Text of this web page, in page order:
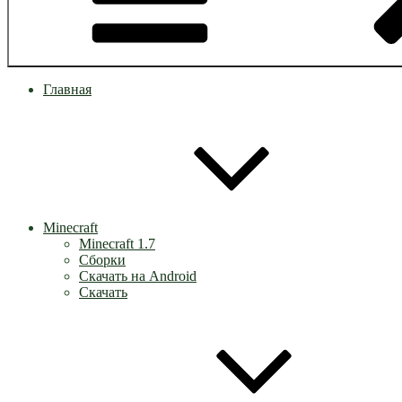
Главная
Minecraft
Minecraft 1.7
Сборки
Скачать на Android
Скачать